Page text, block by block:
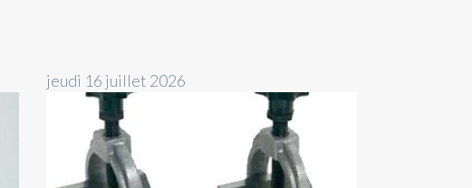
jeudi 16 juillet 2026